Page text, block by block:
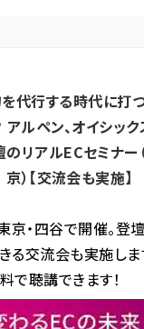
ネットショップ担当者
ルドワイド」
を表示中
代は「積極的にネット
ど比較サイトを重宝
る30代男女「貯蓄賢者」
代行する時代に打
アルペン、オイシッ
リアルECセミナー
京）【交流会も実施】
京・四谷で開催。登
る交流会も実施しま
で聴講できます！